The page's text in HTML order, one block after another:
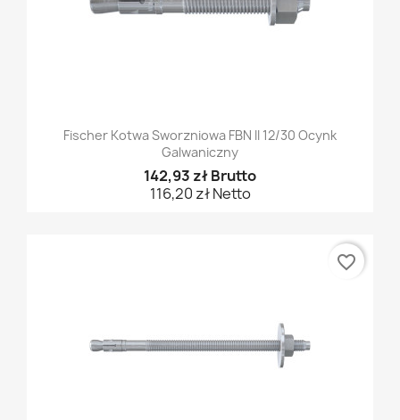
Fischer Kotwa Sworzniowa FBN II 12/30 Ocynk
Galwaniczny
142,93 zł Brutto
116,20 zł Netto
favorite_border